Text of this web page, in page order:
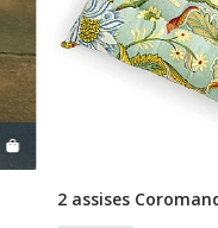
Ajouter
2 assises